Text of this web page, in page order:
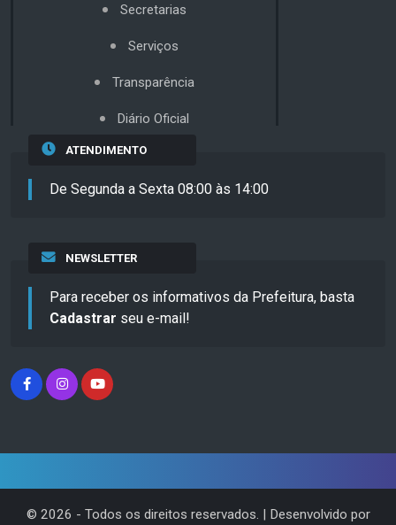
Secretarias
Serviços
Transparência
Diário Oficial
ATENDIMENTO
De Segunda a Sexta 08:00 às 14:00
NEWSLETTER
Para receber os informativos da Prefeitura, basta
Cadastrar seu e-mail!
© 2026 - Todos os direitos reservados. | Desenvolvido por